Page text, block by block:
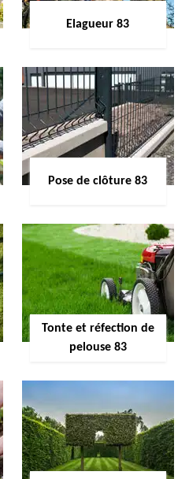
Elagueur 83
Pose de clôture 83
Tonte et réfection de
pelouse 83